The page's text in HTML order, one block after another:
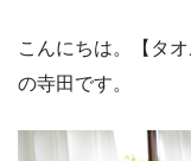
こんにちは。【タ
の寺田です。